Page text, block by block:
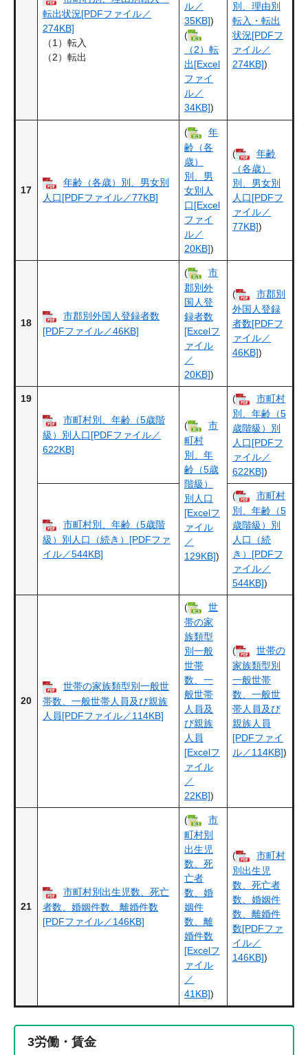
転出状況[PDFファイル／
274KB]
（1）転入
（2）転出
ル／
35KB])
(
（2）転
出[Excel
ファイ
ル／
34KB])
別、理由別
転入・転出
状況[PDFフ
ァイル／
274KB])
17
年齢（各歳）別、男女別
人口[PDFファイル／77KB]
(
年
齢（各
歳）
別、男
女別人
口[Excel
ファイ
ル／
20KB])
(
年齢
（各歳）
別、男女別
人口[PDFフ
ァイル／
77KB])
18
市郡別外国人登録者数
[PDFファイル／46KB]
(
市
郡別外
国人登
録者数
[Excelフ
ァイル
／
20KB])
(
市郡別
外国人登録
者数[PDFフ
ァイル／
46KB])
19
市町村別、年齢（5歳階
級）別人口[PDFファイル／
622KB]
(
市
町村
別、年
齢（5歳
階級）
別人口
[Excelフ
ァイル
／
129KB])
(
市町村
別、年齢（5
歳階級）別
人口[PDFフ
ァイル／
622KB])
市町村別、年齢（5歳階
級）別人口（続き）[PDFファ
イル／544KB]
(
市町村
別、年齢（5
歳階級）別
人口（続
き）[PDFフ
ァイル／
544KB])
20
世帯の家族類型別一般世
帯数、一般世帯人員及び親族
人員[PDFファイル／114KB]
(
世
帯の家
族類型
別一般
世帯
数、一
般世帯
人員及
び親族
人員
[Excelフ
ァイル
／
22KB])
(
世帯の
家族類型別
一般世帯
数、一般世
帯人員及び
親族人員
[PDFファイ
ル／114KB])
21
市町村別出生児数、死亡
者数、婚姻件数、離婚件数
[PDFファイル／146KB]
(
市
町村別
出生児
数、死
亡者
数、婚
姻件
数、離
婚件数
[Excelフ
ァイル
／
41KB])
(
市町村
別出生児
数、死亡者
数、婚姻件
数、離婚件
数[PDFファ
イル／
146KB])
3労働・賃金